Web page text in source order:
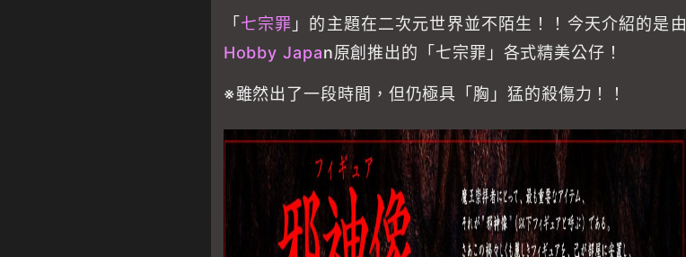
「 七宗罪 」的主題在二次元世界並不陌生！！今天介紹的是由
Hobby Japan原創推出的「七宗罪」各式精美公仔！
※雖然出了一段時間，但仍極具「胸」猛的殺傷力！！